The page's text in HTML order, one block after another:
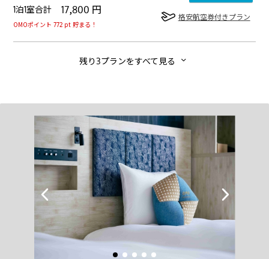
1泊1室合計 17,800 円
OMOポイント 772 pt 貯まる！
格安航空券付きプラン
残り3プランをすべて見る